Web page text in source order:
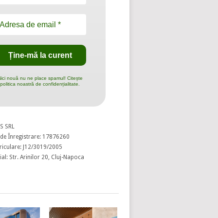
nouă nu ne place spamul! Citește
politica noastră de confidențialitate.
SRL
Înregistrare: 17876260
J12/3019/2005
Str. Arinilor 20, Cluj-Napoca